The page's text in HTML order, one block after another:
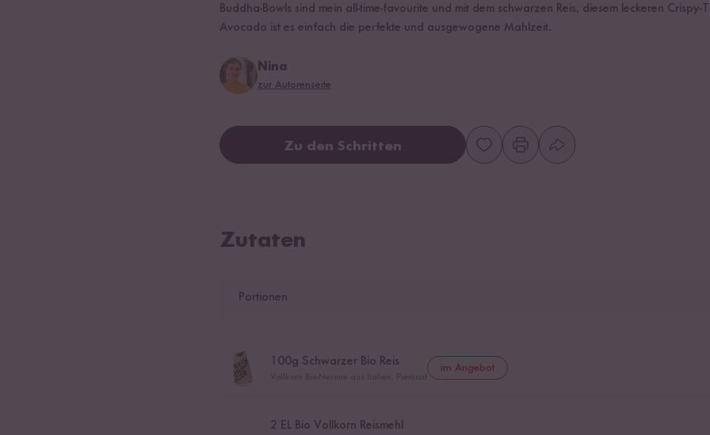
Buddha-Bowls sind mein all-time-favourite und mit dem schwarzen Reis, diesem leckeren Crispy-
Avocado ist es einfach die perfekte und ausgewogene Mahlzeit.
Nina
zur Autorenseite
Zu den Schritten
Zutaten
Portionen
100g Schwarzer Bio Reis im Angebot
2 EL Bio Vollkorn Reismehl